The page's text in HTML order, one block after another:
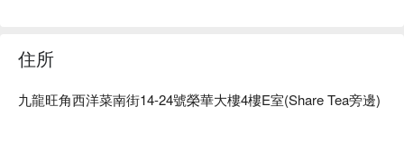
旺角按摩 - 放鬆 ChillZone Massage 立刻預訂
住所
九龍旺角西洋菜南街14-24號榮華大樓4樓E室(Share Tea旁邊)